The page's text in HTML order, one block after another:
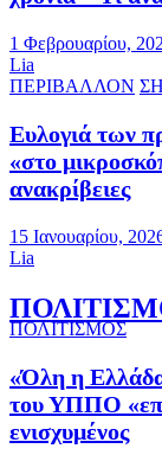
1 Φεβρουαρίου,
Lia
ΠΕΡΙΒΑΛΛΟΝ
Ευλογιά των
«στο
ανακρίβειες
15 Ιανουαρίου,
Lia
ΠΟΛΙΤΙΣΜΟΣ
«Όλη η
του ΥΠΠΟ
ενισχυμένος